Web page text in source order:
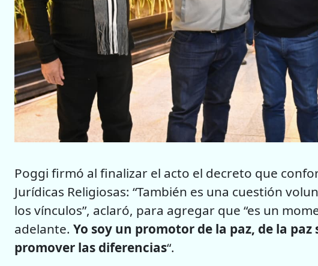
Poggi firmó al finalizar el acto el decreto que
Jurídicas Religiosas: “También es una cuestión
los vínculos”, aclaró, para agregar que “es un
adelante. Yo soy un promotor de la paz, de la
promover las diferencias“.